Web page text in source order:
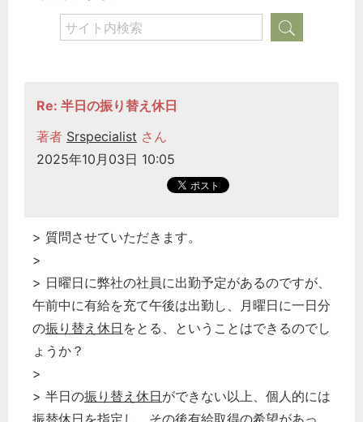
Re: 半日の振り替え休日
著者 Srspecialist さん
2025年10月03日 10:05
> 質問させていただきます。
>
> 日曜日に弊社の社員に出勤予定があるのですが、
午前中に有給を充て午後は出勤し、月曜日に一日分
の振り替え休日 をとる、ということはできるのでし
ょうか？
>
> 半日の振り替え休日ができない以上、個人的には